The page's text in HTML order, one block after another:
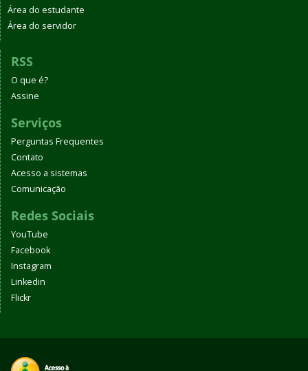
Área do estudante
Área do servidor
RSS
O que é?
Assine
Serviços
Perguntas Frequentes
Contato
Acesso a sistemas
Comunicação
Redes Sociais
YouTube
Facebook
Instagram
Linkedin
Flickr